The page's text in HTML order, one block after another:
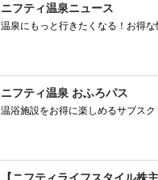
ニフティ温泉ニュース
温泉にもっと行きたくなる！お得な
ニフティ温泉 おふろパス
温浴施設をお得に楽しめるサブス
【ニフティライフスタイル株